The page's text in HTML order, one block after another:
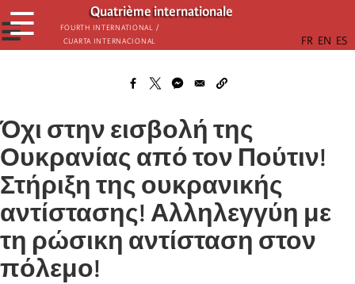
Παράκαμψη
προς
το
Quatrième internationale
Fourth International /
Cuarta Internacional
☰
☰
Όχι στην εισβολή της
Ουκρανίας από τον Πούτιν!
Στήριξη της ουκρανικής
αντίστασης! Αλληλεγγύη με
τη ρώσικη αντίσταση στον
πόλεμο!